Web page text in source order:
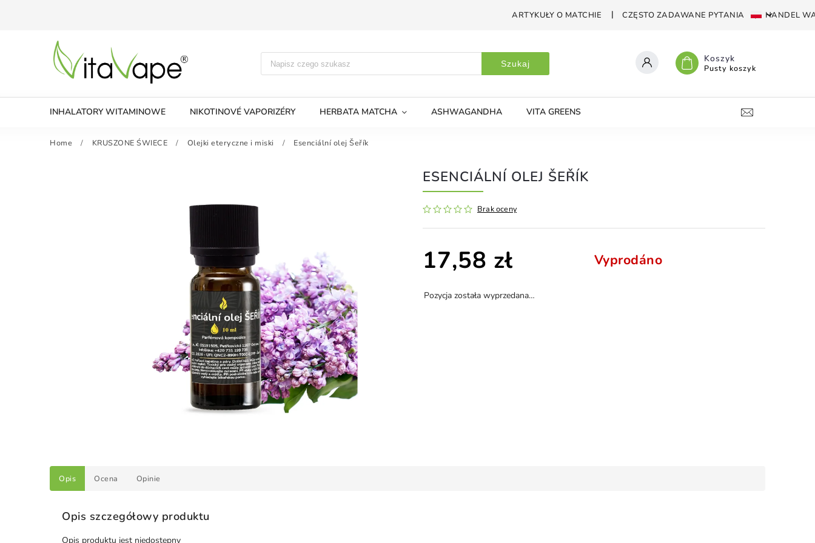
ARTYKUŁY O MATCHIE CZĘSTO ZADAWANE PYTANIA HANDEL
Szukaj Koszyk
Pusty koszyk
INHALATORY WITAMINOWE NIKOTINOVÉ VAPORIZÉRY HERBATA MATCHA ASHWAGANDHA VITA GREENS VAPE-SHOP
Home / KRUSZONE ŚWIECE / Olejki eteryczne i miski / Esenciální olej Šeřík
ESENCIÁLNÍ OLEJ ŠEŘÍK
Brak oceny
17,58 zł Vyprodáno
Pozycja została wyprzedana…
Opis Ocena Opinie
Opis szczegółowy produktu
Opis produktu jest niedostępny